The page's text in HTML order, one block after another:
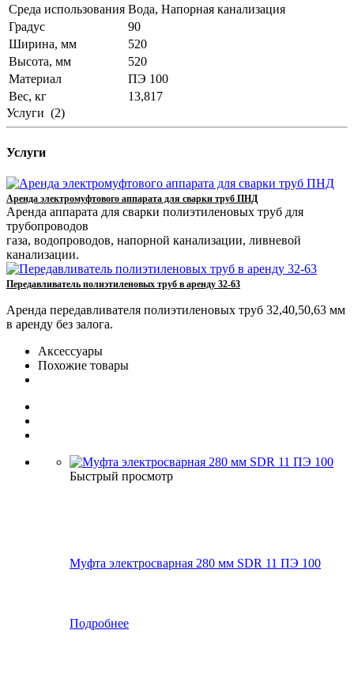
Среда использования Вода, Напорная канализация
Градус
90
Ширина, мм
520
Высота, мм
520
Материал
ПЭ 100
Вес, кг
13,817
Услуги (2)
Услуги
Аренда электромуфтового аппарата для сварки труб ПНД
Аренда аппарата для сварки полиэтиленовых труб для
трубопроводов
газа, водопроводов, напорной канализации, ливневой
канализации.
Передавливатель полиэтиленовых труб в аренду 32-63
Аренда передавливателя полиэтиленовых труб 32,40,50,63 мм
в аренду без залога.
Аксессуары
Похожие товары
Быстрый просмотр
Муфта электросварная 280 мм SDR 11 ПЭ 100
Подробнее